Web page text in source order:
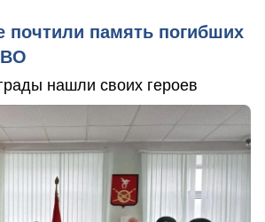
почтили память погибших
нашли своих героев